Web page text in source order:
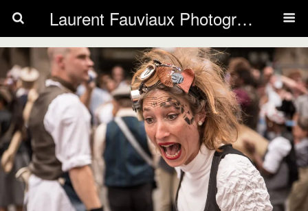
Laurent Fauviaux Photography